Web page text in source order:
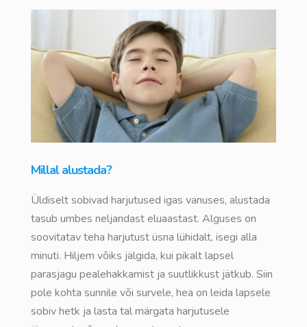
Millal alustada?
Üldiselt sobivad harjutused igas vanuses, alustada
tasub umbes neljandast eluaastast. Alguses on
soovitatav teha harjutust üsna lühidalt, isegi alla
minuti. Hiljem võiks jälgida, kui pikalt lapsel
parasjagu pealehakkamist ja suutlikkust jätkub. Siin
pole kohta sunnile või survele, hea on leida lapsele
sobiv hetk ja lasta tal märgata harjutusele